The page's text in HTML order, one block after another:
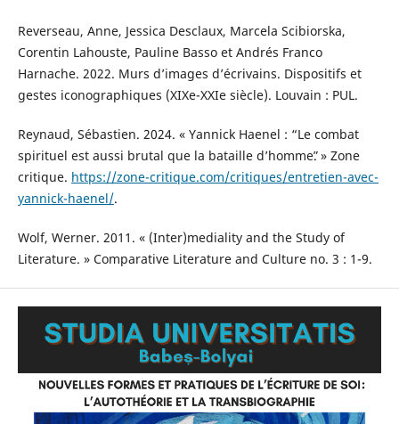
Reverseau, Anne, Jessica Desclaux, Marcela Scibiorska,
Corentin Lahouste, Pauline Basso et Andrés Franco
Harnache. 2022. Murs d’images d’écrivains. Dispositifs et
gestes iconographiques (XIXe-XXIe siècle). Louvain : PUL.
Reynaud, Sébastien. 2024. « Yannick Haenel : “Le combat
spirituel est aussi brutal que la bataille d’hommeˮ. » Zone
critique. https://zone-critique.com/critiques/entretien-avec-
yannick-haenel/.
Wolf, Werner. 2011. « (Inter)mediality and the Study of
Literature. » Comparative Literature and Culture no. 3 : 1-9.